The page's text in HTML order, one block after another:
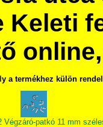
Keleti
a termékhez külön
Végzáró-patkó 11 mm